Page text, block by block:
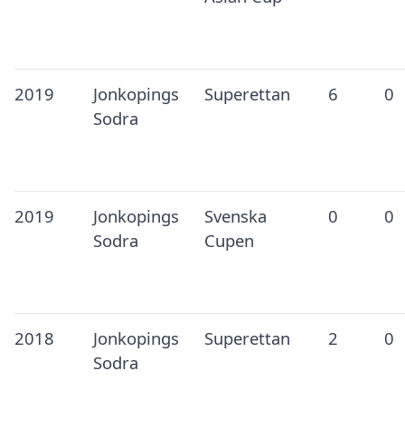
2019
Jonkopings
Sodra
Superettan 6 0
2019
Jonkopings
Sodra
Svenska
Cupen
0 0
2018
Jonkopings
Sodra
Superettan 2 0